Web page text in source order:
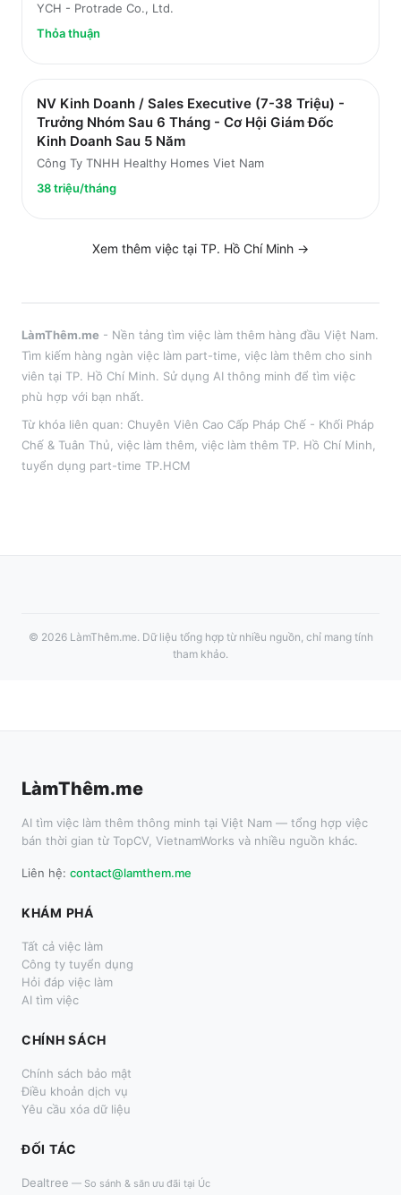
YCH - Protrade Co., Ltd.
Thỏa thuận
NV Kinh Doanh / Sales Executive (7-38 Triệu) -
Trưởng Nhóm Sau 6 Tháng - Cơ Hội Giám Đốc
Kinh Doanh Sau 5 Năm
Công Ty TNHH Healthy Homes Viet Nam
38 triệu/tháng
Xem thêm việc tại TP. Hồ Chí Minh →
LàmThêm.me - Nền tảng tìm việc làm thêm hàng đầu Việt Nam.
Tìm kiếm hàng ngàn việc làm part-time, việc làm thêm cho sinh
viên tại TP. Hồ Chí Minh. Sử dụng AI thông minh để tìm việc
phù hợp với bạn nhất.
Từ khóa liên quan: Chuyên Viên Cao Cấp Pháp Chế - Khối Pháp
Chế & Tuân Thủ việc làm thêm , việc làm thêm TP. Hồ Chí Minh
tuyển dụng part-time TP.HCM
© 2026 LàmThêm.me. Dữ liệu tổng hợp từ nhiều nguồn, chỉ mang tính
tham khảo.
LàmThêm.me
AI tìm việc làm thêm thông minh tại Việt Nam — tổng hợp việc
bán thời gian từ TopCV, VietnamWorks và nhiều nguồn khác.
Liên hệ: contact@lamthem.me
KHÁM PHÁ
Tất cả việc làm
Công ty tuyển dụng
Hỏi đáp việc làm
AI tìm việc
CHÍNH SÁCH
Chính sách bảo mật
Điều khoản dịch vụ
Yêu cầu xóa dữ liệu
ĐỐI TÁC
Dealtree — So sánh & săn ưu đãi tại Úc